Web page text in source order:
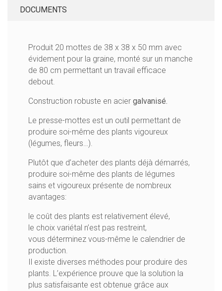
DOCUMENTS
Produit 20 mottes de 38 x 38 x 50 mm avec
évidement pour la graine, monté sur un manche
de 80 cm permettant un travail efficace
debout.
Construction robuste en acier galvanisé.
Le presse-mottes est un outil permettant de
produire soi-même des plants vigoureux
(légumes, fleurs…).
Plutôt que d’acheter des plants déjà démarrés,
produire soi-même des plants de légumes
sains et vigoureux présente de nombreux
avantages:
le coût des plants est relativement élevé,
le choix variétal n’est pas restreint,
vous déterminez vous-même le calendrier de
production.
Il existe diverses méthodes pour produire des
plants. L’expérience prouve que la solution la
plus satisfaisante est obtenue grâce aux